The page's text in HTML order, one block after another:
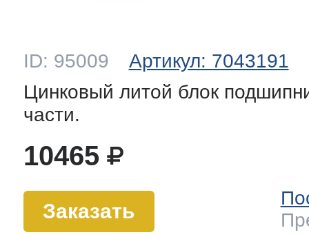
ID: 95009
Артикул: 7043191
Цинковый литой блок
части.
Заказать
10465